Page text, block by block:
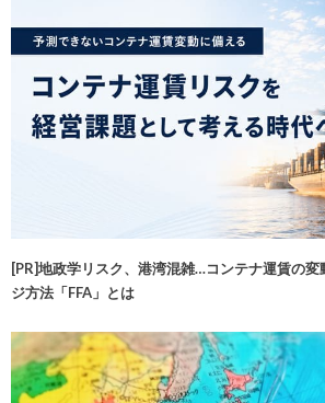
[PR]地政学リスク、港湾混雑…コンテナ運賃の変
ジ方法「FFA」とは